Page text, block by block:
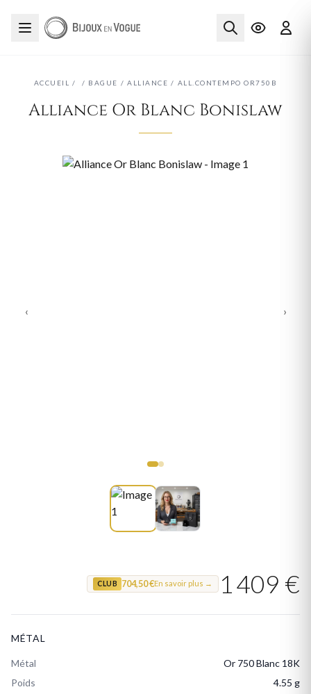
ACCUEIL / / BAGUE / ALLIANCE / ALL.CONTEMPO OR750B
Alliance Or Blanc Bonislaw
‹ ›
CLUB 704,50 €En savoir plus → 1 409 €
MÉTAL
Métal
Or 750 Blanc 18K
Poids
4.55 g